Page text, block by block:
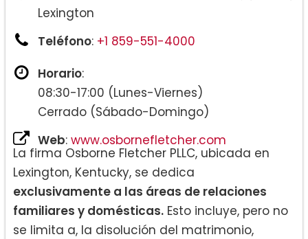
Lexington
Teléfono: +1 859-551-4000
Horario:
08:30-17:00 (Lunes-Viernes)
Cerrado (Sábado-Domingo)
Web: www.osbornefletcher.com
La firma Osborne Fletcher PLLC, ubicada en
Lexington, Kentucky, se dedica
exclusivamente a las áreas de relaciones
familiares y domésticas. Esto incluye, pero no
se limita a, la disolución del matrimonio,